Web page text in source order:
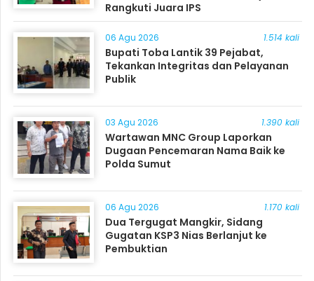
Rangkuti Juara IPS
06 Agu 2026 1.514 kali
Bupati Toba Lantik 39 Pejabat,
Tekankan Integritas dan Pelayanan
Publik
03 Agu 2026 1.390 kali
Wartawan MNC Group Laporkan
Dugaan Pencemaran Nama Baik ke
Polda Sumut
06 Agu 2026 1.170 kali
Dua Tergugat Mangkir, Sidang
Gugatan KSP3 Nias Berlanjut ke
Pembuktian